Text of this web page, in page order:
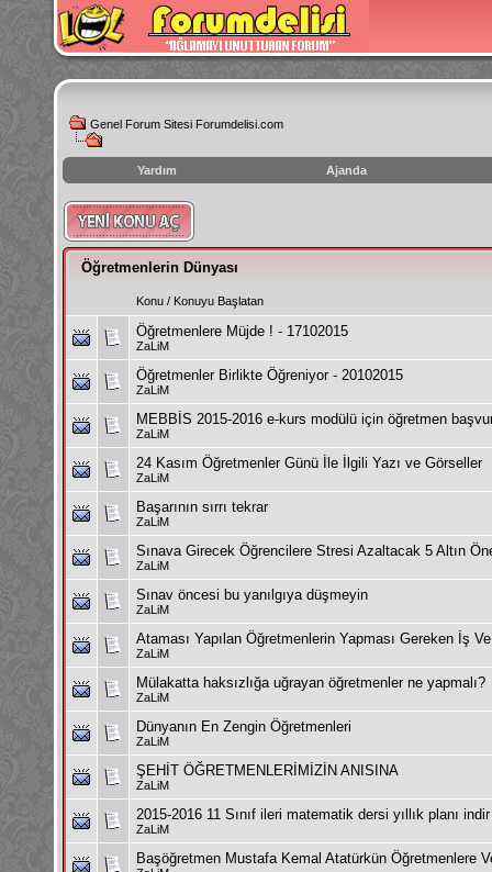
Genel Forum Sitesi Forumdelisi.com
Yardım Ajanda
instagram
izlenme
hilesi
Öğretmenlerin Dünyası
Konu / Konuyu Başlatan
Öğretmenlere Müjde ! - 17102015
ZaLiM
Öğretmenler Birlikte Öğreniyor - 20102015
ZaLiM
MEBBİS 2015-2016 e-kurs modülü için öğretmen
ZaLiM
24 Kasım Öğretmenler Günü İle İlgili Yazı ve Görseller
ZaLiM
Başarının sırrı tekrar
ZaLiM
Sınava Girecek Öğrencilere Stresi Azaltacak 5 Altın
ZaLiM
Sınav öncesi bu yanılgıya düşmeyin
ZaLiM
Ataması Yapılan Öğretmenlerin Yapması Gereken İş
ZaLiM
Mülakatta haksızlığa uğrayan öğretmenler ne yapmalı?
ZaLiM
Dünyanın En Zengin Öğretmenleri
ZaLiM
ŞEHİT ÖĞRETMENLERİMİZİN ANISINA
ZaLiM
2015-2016 11 Sınıf ileri matematik dersi yıllık planı indir
ZaLiM
Başöğretmen Mustafa Kemal Atatürkün Öğretmenlere